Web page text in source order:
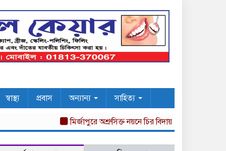
স্বাস্থ্য প্রবাস অন্যান্য সাহিত্য
মির্জাপুরে অশ্রুসিক্ত নয়নে চির বিদায় দেওয়া হলো প্রবীন